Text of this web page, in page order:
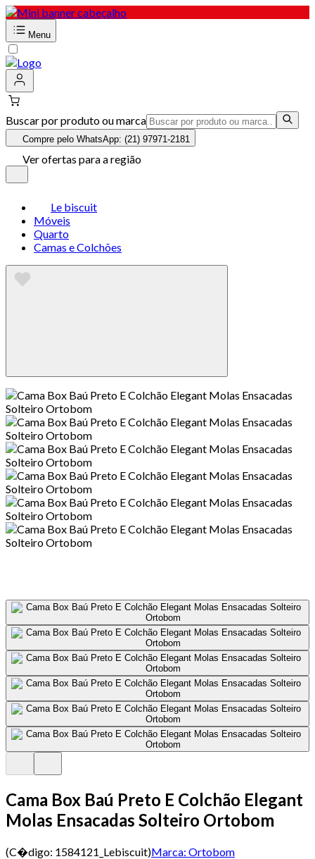
Menu
Buscar por produto ou marca
Compre pelo WhatsApp: (21) 97971-2181
Ver ofertas para a região
Le biscuit
Móveis
Quarto
Camas e Colchões
Cama Box Baú Preto E Colchão Elegant
Molas Ensacadas Solteiro Ortobom
(C�digo: 1584121_Lebiscuit)Marca: Ortobom